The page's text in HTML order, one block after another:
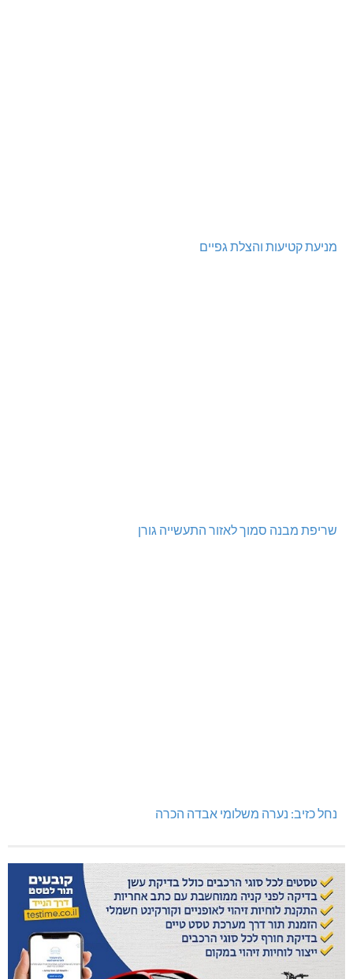
מניעת קטיעות והצלת גפיים
שריפת מבנה סמוך לאזור התעשייה גורן
נחל כזיב: נערה משלומי אבדה הכרה